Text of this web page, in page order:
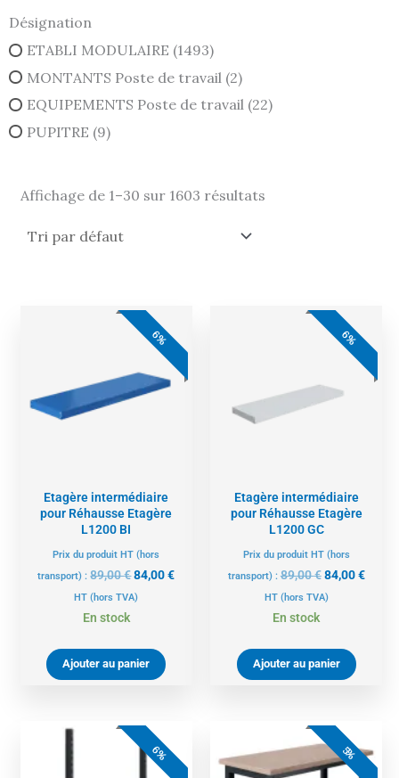
Désignation
ETABLI MODULAIRE (1493)
MONTANTS Poste de travail (2)
EQUIPEMENTS Poste de travail (22)
PUPITRE (9)
Affichage de 1–30 sur 1603 résultats
6%
Etagère intermédiaire
pour Réhausse Etagère
L1200 BI
Prix du produit HT (hors
transport) :89,00€
Le
prix
initial
était :
89,00 €.
84,00€
actuel
est :
HT (hors TVA)
En stock
Ajouter au panier
6%
Etagère intermédiaire
pour Réhausse Etagère
L1200 GC
Prix du produit HT (hors
transport) :89,00€
Le
prix
initial
89,00 €.
84,00€
actuel
est :
HT (hors TVA)
En stock
Ajouter au panier
6%
prix
initial
5%
prix
initial
prix
actuel